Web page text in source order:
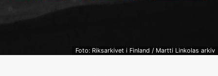
Foto: Riksarkivet i Finland / Martti Linkolas arkiv